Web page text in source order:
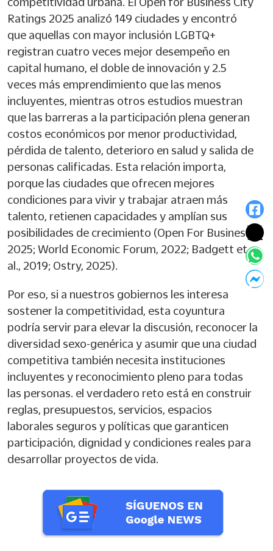
Ratings 2025 analizó 149 ciudades y encontró
que aquellas con mayor inclusión LGBTQ+
registran cuatro veces mejor desempeño en
capital humano, el doble de innovación y 2.5
veces más emprendimiento que las menos
incluyentes, mientras otros estudios muestran
que las barreras a la participación plena generan
costos económicos por menor productividad,
pérdida de talento, deterioro en salud y salida de
personas calificadas. Esta relación importa,
porque las ciudades que ofrecen mejores
condiciones para vivir y trabajar atraen más
talento, retienen capacidades y amplían sus
posibilidades de crecimiento (Open For Business,
2025; World Economic Forum, 2022; Badgett et
al., 2019; Ostry, 2025).
Por eso, si a nuestros gobiernos les interesa
sostener la competitividad, esta coyuntura
podría servir para elevar la discusión, reconocer la
diversidad sexo-genérica y asumir que una ciudad
competitiva también necesita instituciones
incluyentes y reconocimiento pleno para todas
las personas. el verdadero reto está en construir
reglas, presupuestos, servicios, espacios
laborales seguros y políticas que garanticen
participación, dignidad y condiciones reales para
desarrollar proyectos de vida.